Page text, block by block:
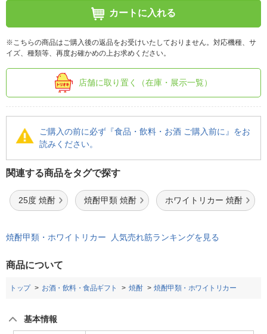
カートに入れる
※こちらの商品はご購入後の返品をお受けいたしておりません。対応機種、サ
イズ、種類等、再度お確かめの上お求めください。
店舗に取り置く（在庫・展示一覧）
ご購入の前に必ず『食品・飲料・お酒 ご購入前に』をお
読みください。
関連する商品をタグで探す
25度 焼酎 焼酎甲類 焼酎 ホワイトリカー 焼酎
焼酎甲類・ホワイトリカー 人気売れ筋ランキングを見る
商品について
トップ お酒・飲料・食品ギフト 焼酎 焼酎甲類・ホワイトリカー
基本情報